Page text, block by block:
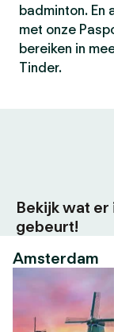
badminton. En
met onze
bereiken in
Tinder.
Bekijk wat
gebeurt!
Amsterdam